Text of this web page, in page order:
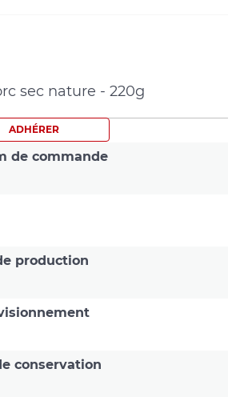
sec nature - 220g
ADHÉRER
de commande
production
conservation